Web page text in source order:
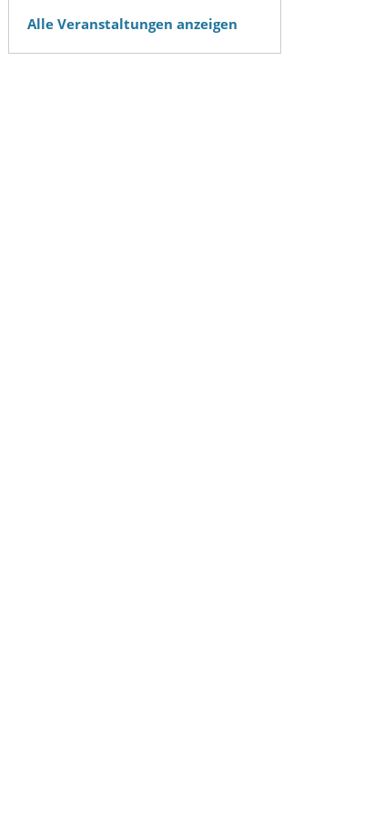
Alle Veranstaltungen anzeigen